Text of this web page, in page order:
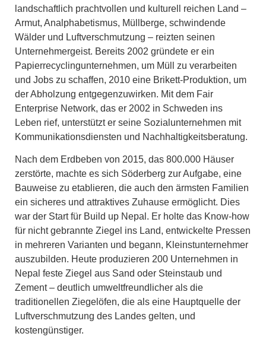
landschaftlich prachtvollen und kulturell reichen Land –
Armut, Analphabetismus, Müllberge, schwindende
Wälder und Luftverschmutzung – reizten seinen
Unternehmergeist. Bereits 2002 gründete er ein
Papierrecyclingunternehmen, um Müll zu verarbeiten
und Jobs zu schaffen, 2010 eine Brikett-Produktion, um
der Abholzung entgegenzuwirken. Mit dem Fair
Enterprise Network, das er 2002 in Schweden ins
Leben rief, unterstützt er seine Sozialunternehmen mit
Kommunikationsdiensten und Nachhaltigkeitsberatung.
Nach dem Erdbeben von 2015, das 800.000 Häuser
zerstörte, machte es sich Söderberg zur Aufgabe, eine
Bauweise zu etablieren, die auch den ärmsten Familien
ein sicheres und attraktives Zuhause ermöglicht. Dies
war der Start für Build up Nepal. Er holte das Know-how
für nicht gebrannte Ziegel ins Land, entwickelte Pressen
in mehreren Varianten und begann, Kleinstunternehmer
auszubilden. Heute produzieren 200 Unternehmen in
Nepal feste Ziegel aus Sand oder Steinstaub und
Zement – deutlich umweltfreundlicher als die
traditionellen Ziegelöfen, die als eine Hauptquelle der
Luftverschmutzung des Landes gelten, und
kostengünstiger.